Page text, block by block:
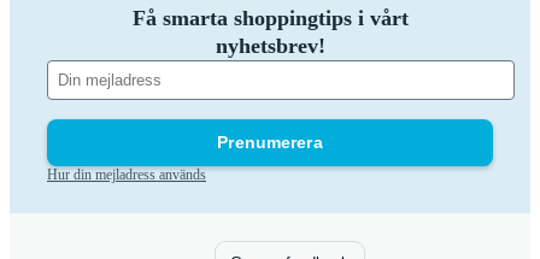
Få smarta shoppingtips i vårt
nyhetsbrev!
Prenumerera
Hur din mejladress används